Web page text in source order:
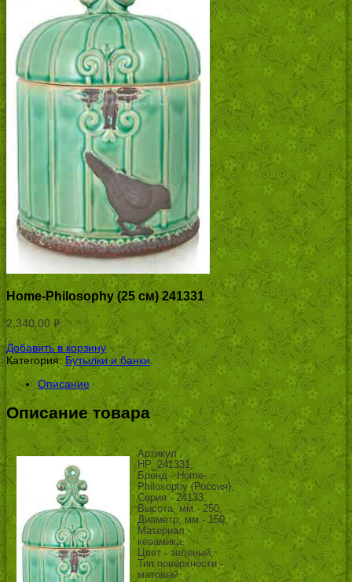
Home-Philosophy (25 см) 241331
2,340.00 Р
УБ.
Добавить в корзину
Категория: Бутылки и банки
Описание
Описание товара
Артикул -
HP_241331,
Бренд - Home-
Philosophy (Россия),
Серия - 24133,
Высота, мм - 250,
Диаметр, мм - 150,
Материал -
керамика,
Цвет - зеленый,
Тип поверхности -
матовый